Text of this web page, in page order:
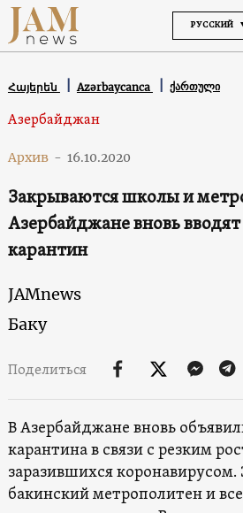
РУССКИЙ
Հայերեն Azərbaycanca ქართული
Азербайджан
Архив - 16.10.2020
Закрываются школы и
Азербайджане вновь
карантин
JAMnews
Баку
Поделиться
В Азербайджане вновь
карантина в связи с резким
заразившихся
бакинский метрополитен и